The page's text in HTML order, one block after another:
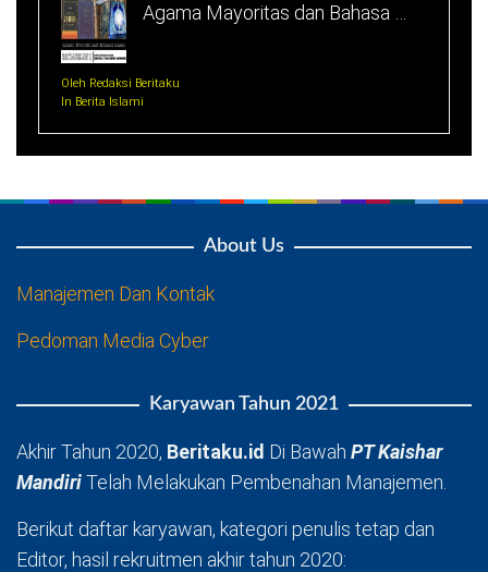
Agama Mayoritas dan Bahasa …
Oleh Redaksi Beritaku
In Berita Islami
About Us
Manajemen Dan Kontak
Pedoman Media Cyber
Karyawan Tahun 2021
Akhir Tahun 2020, Beritaku.id Di Bawah PT Kaishar
MandiriTelah Melakukan Pembenahan Manajemen.
Berikut daftar karyawan, kategori penulis tetap dan
Editor, hasil rekruitmen akhir tahun 2020: